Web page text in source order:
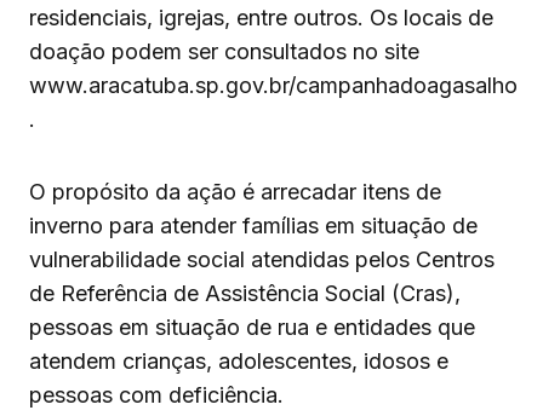
residenciais, igrejas, entre outros. Os locais de
doação podem ser consultados no site
www.aracatuba.sp.gov.br/campanhadoagasalho
.
O propósito da ação é arrecadar itens de
inverno para atender famílias em situação de
vulnerabilidade social atendidas pelos Centros
de Referência de Assistência Social (Cras),
pessoas em situação de rua e entidades que
atendem crianças, adolescentes, idosos e
pessoas com deficiência.